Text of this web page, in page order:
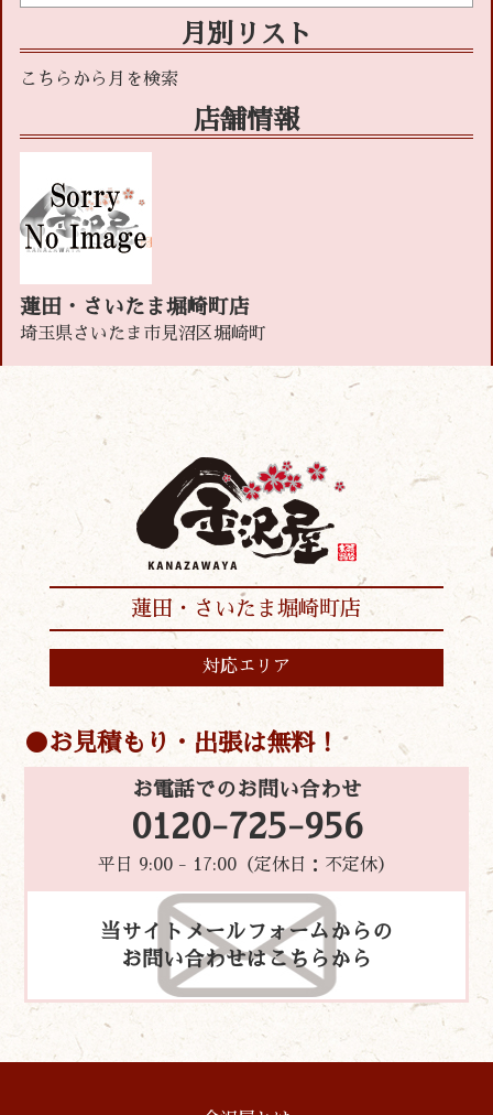
月別リスト
店舗情報
蓮田・さいたま堀崎町店
埼玉県さいたま市見沼区堀崎町
蓮田・さいたま堀崎町店
対応エリア
お見積もり・出張は無料！
お電話でのお問い合わせ
0120-725-956
平日 9:00 - 17:00（定休日：不定休）
当サイトメールフォームからの
お問い合わせはこちらから